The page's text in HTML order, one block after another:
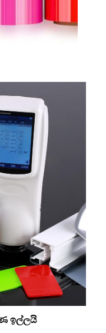
ඉල්ලයි